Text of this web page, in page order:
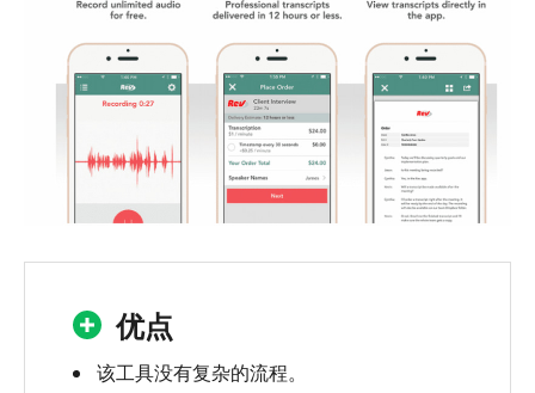
优点
该工具没有复杂的流程。